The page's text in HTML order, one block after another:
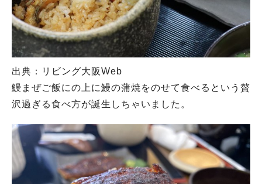
出典：リビング大阪Web
鰻まぜご飯にの上に鰻の蒲焼をのせて食べるという贅
沢過ぎる食べ方が誕生しちゃいました。